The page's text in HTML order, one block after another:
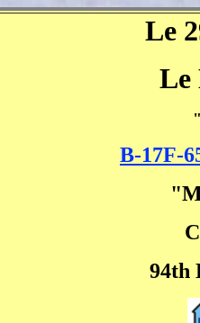
Le
Le
B-17F-
94th